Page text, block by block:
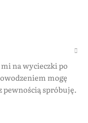
na wycieczki po
mogę
pewnością spróbuję.